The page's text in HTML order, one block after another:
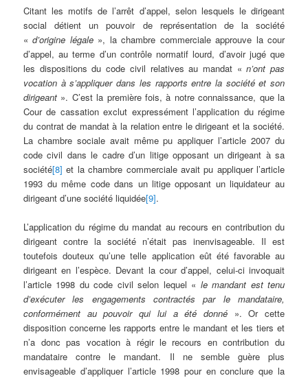
Citant les motifs de l’arrêt d’appel, selon lesquels le dirigeant
social détient un pouvoir de représentation de la société
«d’origine légale», la chambre commerciale approuve la cour
d’appel, au terme d’un contrôle normatif lourd, d’avoir jugé que
les dispositions du code civil relatives au mandat «n’ont pas
vocation à s’appliquer dans les rapports entre la société et son
dirigeant ». C’est la première fois, à notre connaissance, que la
Cour de cassation exclut expressément l’application du régime
du contrat de mandat à la relation entre le dirigeant et la société.
La chambre sociale avait même pu appliquer l’article 2007 du
code civil dans le cadre d’un litige opposant un dirigeant à sa
société[8] et la chambre commerciale avait pu appliquer l’article
1993 du même code dans un litige opposant un liquidateur au
dirigeant d’une société liquidée[9].
L’application du régime du mandat au recours en contribution du
dirigeant contre la société n’était pas inenvisageable. Il est
toutefois douteux qu’une telle application eût été favorable au
dirigeant en l’espèce. Devant la cour d’appel, celui-ci invoquait
l’article 1998 du code civil selon lequel « le mandant est tenu
d’exécuter les engagements contractés par le mandataire,
conformément au pouvoir qui lui a été donné». Or cette
disposition concerne les rapports entre le mandant et les tiers et
n’a donc pas vocation à régir le recours en contribution du
mandataire contre le mandant. Il ne semble guère plus
envisageable d’appliquer l’article 1998 pour en conclure que la